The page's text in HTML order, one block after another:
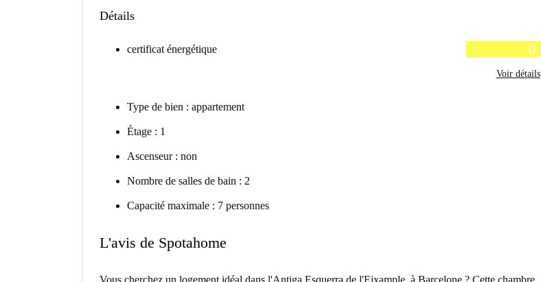
Détails
certificat énergétique D
Voir détails
Type de bien : appartement
Étage : 1
Ascenseur : non
Nombre de salles de bain : 2
Capacité maximale : 7 personnes
L'avis de Spotahome
Vous cherchez un logement idéal dans l'Antiga Esquerra de l'Eixample, à Barcelone ? Cette chambre